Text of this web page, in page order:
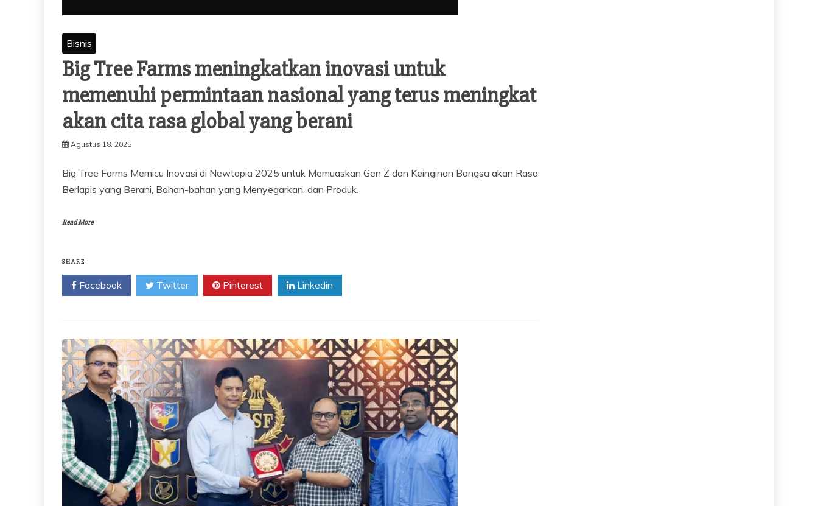
Bisnis
Big Tree Farms meningkatkan inovasi untuk
memenuhi permintaan nasional yang terus meningkat
akan cita rasa global yang berani
Agustus 18, 2025
Big Tree Farms Memicu Inovasi di Newtopia 2025 untuk Memuaskan Gen Z dan Keinginan Bangsa akan Rasa
Berlapis yang Berani, Bahan-bahan yang Menyegarkan, dan Produk.
Read More
SHARE
Facebook Twitter Pinterest Linkedin